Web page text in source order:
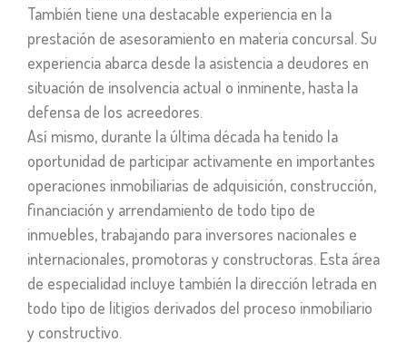
También tiene una destacable experiencia en la
prestación de asesoramiento en materia concursal. Su
experiencia abarca desde la asistencia a deudores en
situación de insolvencia actual o inminente, hasta la
defensa de los acreedores.
Así mismo, durante la última década ha tenido la
oportunidad de participar activamente en importantes
operaciones inmobiliarias de adquisición, construcción,
financiación y arrendamiento de todo tipo de
inmuebles, trabajando para inversores nacionales e
internacionales, promotoras y constructoras. Esta área
de especialidad incluye también la dirección letrada en
todo tipo de litigios derivados del proceso inmobiliario
y constructivo.